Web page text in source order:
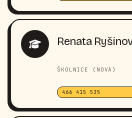
Renata
ŠKOLNICE (NOVÁ)
466 415 535